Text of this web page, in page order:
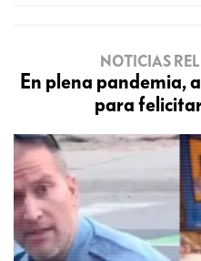
NOTICIAS
En plena pandemia,
para